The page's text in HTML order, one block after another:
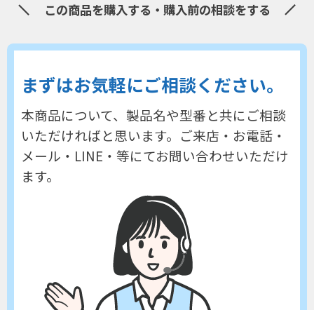
この商品を購入する・購入前の相談をする
まずはお気軽にご相談ください。
本商品について、製品名や型番と共にご相談
いただければと思います。 ご来店・お電話・
メール・LINE・等にてお問い合わせいただけ
ます。